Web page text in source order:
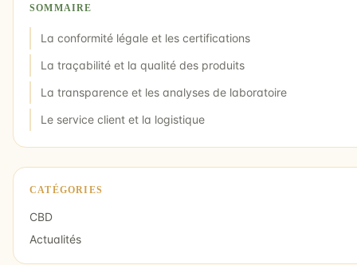
SOMMAIRE
La conformité légale et les certifications
La traçabilité et la qualité des produits
La transparence et les analyses de laboratoire
Le service client et la logistique
CATÉGORIES
CBD
Actualités